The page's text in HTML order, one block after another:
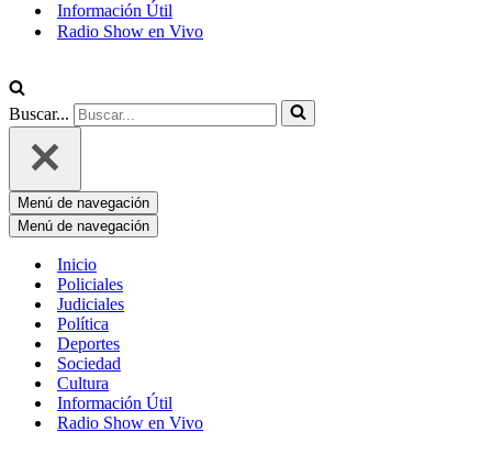
Información Útil
Radio Show en Vivo
Buscar...
Menú de navegación
Menú de navegación
Inicio
Policiales
Judiciales
Política
Deportes
Sociedad
Cultura
Información Útil
Radio Show en Vivo